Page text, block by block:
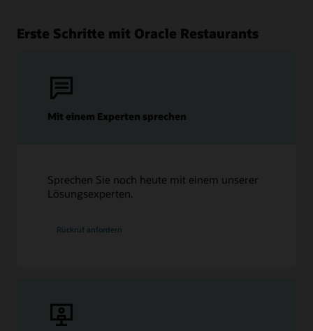
Erste Schritte mit Oracle Restaurants
Mit einem Experten sprechen
Sprechen Sie noch heute mit einem unserer
Lösungsexperten.
Rückruf anfordern